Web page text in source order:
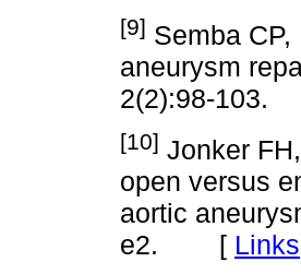
[9] Semba
aneurysm
2(2):98-
[10] Jonker
open versus
aortic
e2. [ Links